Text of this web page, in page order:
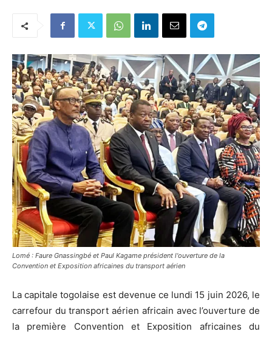
Lomé : Faure Gnassingbé et Paul Kagame président l'ouverture de la
Convention et Exposition africaines du transport aérien
La capitale togolaise est devenue ce lundi 15 juin 2026, le
carrefour du transport aérien africain avec l’ouverture de
la première Convention et Exposition africaines du